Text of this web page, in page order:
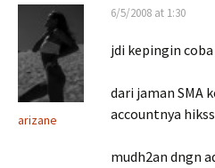
arizane
6/5/2008 at 1:30
jdi kepingin
dari jaman SMA
accountnya
mudh2an dngn